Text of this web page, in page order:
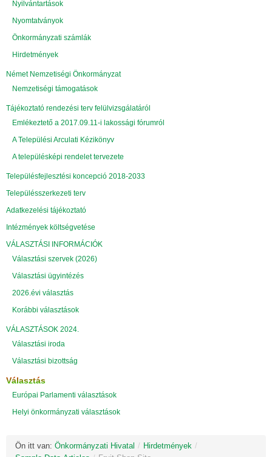
Nyilvántartások
Nyomtatványok
Önkormányzati számlák
Hirdetmények
Német Nemzetiségi Önkormányzat
Nemzetiségi támogatások
Tájékoztató rendezési terv felülvizsgálatáról
Emlékeztető a 2017.09.11-i lakossági fórumról
A Települési Arculati Kézikönyv
A településképi rendelet tervezete
Településfejlesztési koncepció 2018-2033
Településszerkezeti terv
Adatkezelési tájékoztató
Intézmények költségvetése
VÁLASZTÁSI INFORMÁCIÓK
Választási szervek (2026)
Választási ügyintézés
2026.évi választás
Korábbi választások
VÁLASZTÁSOK 2024.
Választási iroda
Választási bizottság
Választás
Európai Parlamenti választások
Helyi önkormányzati választások
Ön itt van: Önkormányzati Hivatal / Hirdetmények /